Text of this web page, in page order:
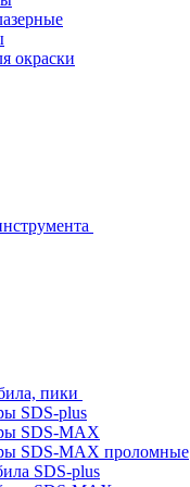
окраски
пики
SDS-plus
SDS-MAX
SDS-MAX проломные
SDS-plus